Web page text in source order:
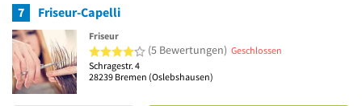
7 Friseur-Capelli
Friseur
4 von 5 Sternen
(5 Bewertungen) Geschlossen
Schragestr. 4
28239 Bremen (Oslebshausen)